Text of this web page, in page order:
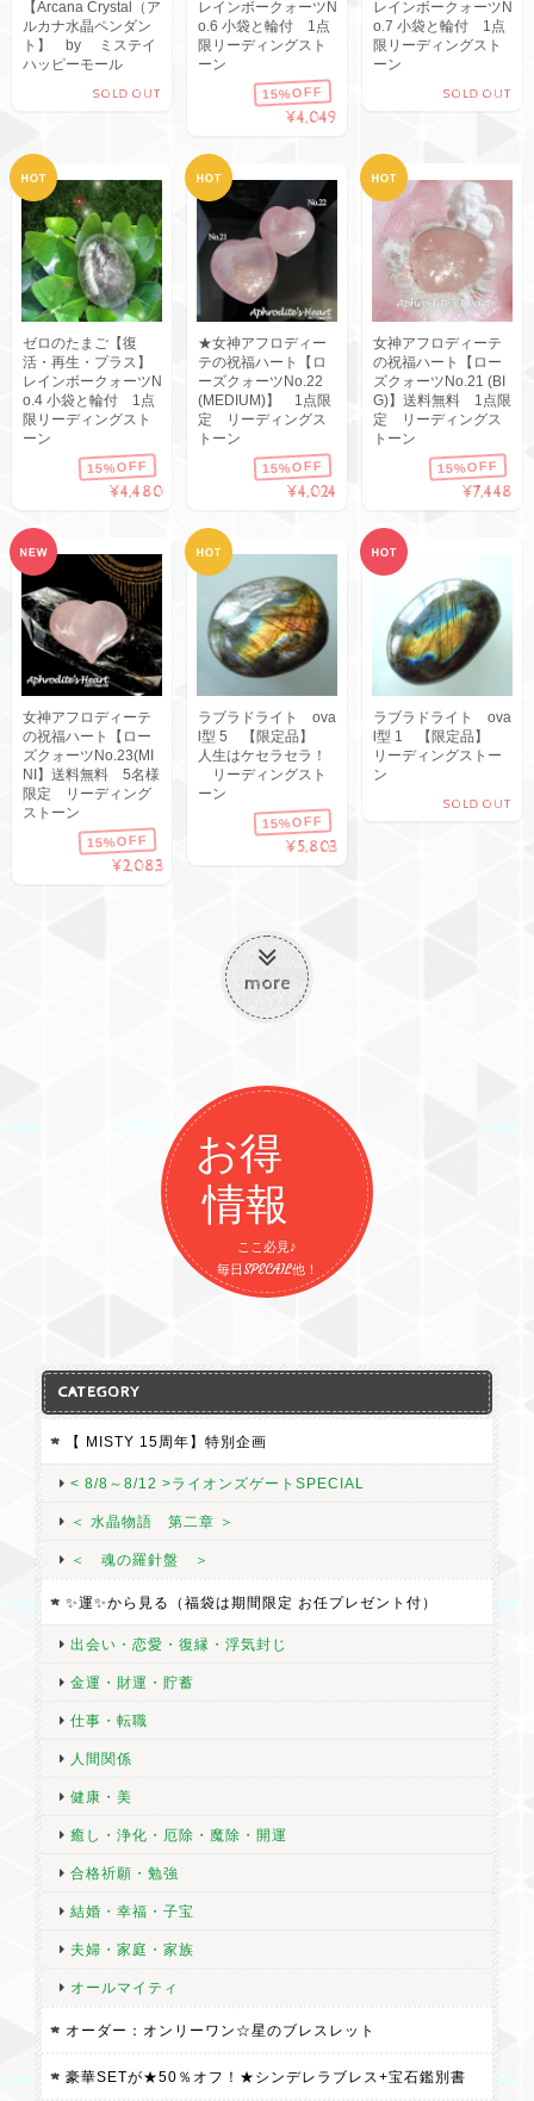
【Arcana Crystal（ア
ルカナ水晶ペンダン
ト】 by ミステイ
ハッピーモール
SOLD OUT
レインボークォーツN
o.6 小袋と輪付 1点
限リーディングスト
ーン
15%OFF
¥4,049
レインボークォーツN
o.7 小袋と輪付 1点
限リーディングスト
ーン
SOLD OUT
ゼロのたまご【復
活・再生・プラス】
レインボークォーツN
o.4 小袋と輪付 1点
限リーディングスト
ーン
15%OFF
¥4,480
★女神アフロディー
テの祝福ハート【ロ
ーズクォーツNo.22
(MEDIUM)】 1点限
定 リーディングス
トーン
15%OFF
¥4,024
女神アフロディーテ
の祝福ハート【ロー
ズクォーツNo.21 (BI
G)】送料無料 1点限
定 リーディングス
トーン
15%OFF
¥7,448
女神アフロディーテ
の祝福ハート【ロー
ズクォーツNo.23(MI
NI】送料無料 5名様
限定 リーディング
ストーン
15%OFF
¥2,083
ラブラドライト ova
l型 5 【限定品】
人生はケセラセラ！
リーディングスト
ーン
15%OFF
¥5,803
ラブラドライト ova
l型 1 【限定品】
リーディングストー
ン
SOLD OUT
more
お得
情報
ここ必見♪
毎日SPECAIL他！
CATEGORY
【 MISTY 15周年】特別企画
< 8/8～8/12 >ライオンズゲートSPECIAL
＜ 水晶物語 第二章 ＞
＜ 魂の羅針盤 ＞
✨運✨から見る（福袋は期間限定 お任プレゼント付）
出会い・恋愛・復縁・浮気封じ
金運・財運・貯蓄
仕事・転職
人間関係
健康・美
癒し・浄化・厄除・魔除・開運
合格祈願・勉強
結婚・幸福・子宝
夫婦・家庭・家族
オールマイティ
オーダー：オンリーワン☆星のブレスレット
豪華SETが★50％オフ！★シンデレラブレス+宝石鑑別書